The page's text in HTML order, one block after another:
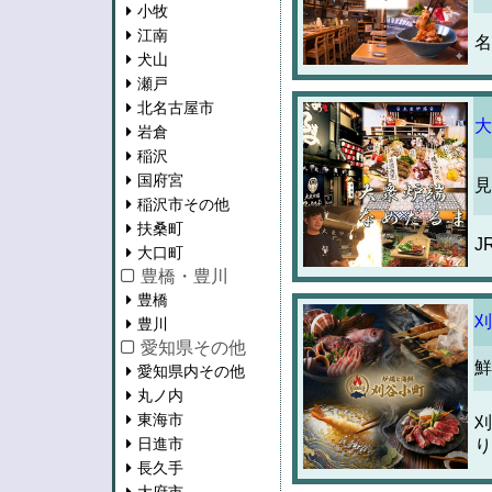
小牧
江南
犬山
瀬戸
北名古屋市
岩倉
稲沢
国府宮
稲沢市その他
扶桑町
大口町
豊橋・豊川
豊橋
豊川
愛知県その他
愛知県内その他
丸ノ内
東海市
日進市
長久手